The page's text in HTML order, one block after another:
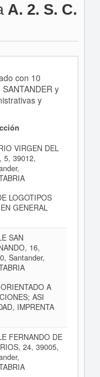
A. 2. S. C.
con 10
y
y
VIRGEN DEL
5, 39012,
LOGOTIPOS
GENERAL
SAN
16,
Santander,
A
ASI
IMPRENTA
FERNANDO DE
24, 39005,